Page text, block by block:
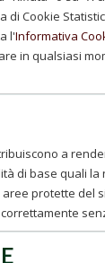
sapere
essere quelle
alle quali
chiaro,
Chi mi farà
noi amiamo
altro lo può fare
per
di Cookie
l'Informativa
in qualsiasi
a
di base quali la
protette del